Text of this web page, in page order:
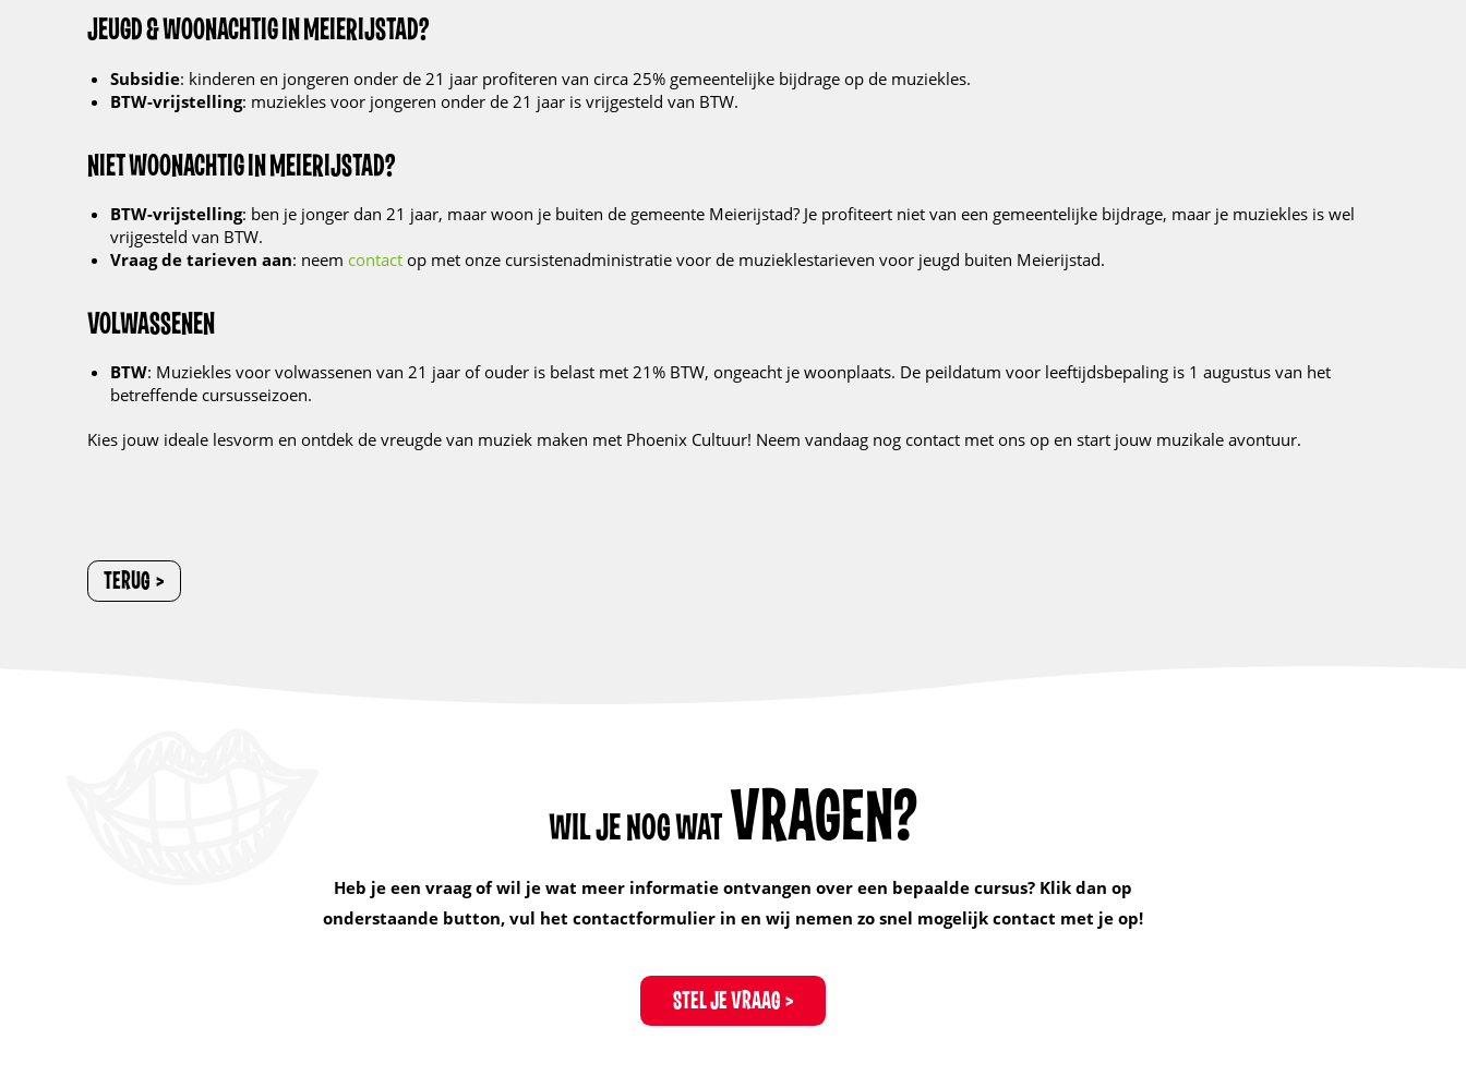
JEUGD & WOONACHTIG IN MEIERIJSTAD?
Subsidie: kinderen en jongeren onder de 21 jaar profiteren van circa 25% gemeentelijke bijdrage op de muziekles.
BTW-vrijstelling: muziekles voor jongeren onder de 21 jaar is vrijgesteld van BTW.
NIET WOONACHTIG IN MEIERIJSTAD?
BTW-vrijstelling: ben je jonger dan 21 jaar, maar woon je buiten de gemeente Meierijstad? Je profiteert niet van een gemeentelijke bijdrage, maar je muziekles is wel
vrijgesteld van BTW.
Vraag de tarieven aan: neem contact op met onze cursistenadministratie voor de muzieklestarieven voor jeugd buiten Meierijstad.
VOLWASSENEN
BTW: Muziekles voor volwassenen van 21 jaar of ouder is belast met 21% BTW, ongeacht je woonplaats. De peildatum voor leeftijdsbepaling is 1 augustus van het
betreffende cursusseizoen.
Kies jouw ideale lesvorm en ontdek de vreugde van muziek maken met Phoenix Cultuur! Neem vandaag nog contact met ons op en start jouw muzikale avontuur.
TERUG
WIL JE NOG WAT VRAGEN?
Heb je een vraag of wil je wat meer informatie ontvangen over een bepaalde cursus? Klik dan op
onderstaande button, vul het contactformulier in en wij nemen zo snel mogelijk contact met je op!
STEL JE VRAAG